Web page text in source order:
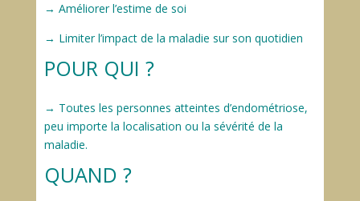
→ Améliorer l’estime de soi
→ Limiter l’impact de la maladie sur son quotidien
POUR QUI ?
→ Toutes les personnes atteintes d’endométriose,
peu importe la localisation ou la sévérité de la
maladie.
QUAND ?